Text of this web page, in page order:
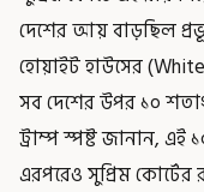
দেশের আয় বাড়ছিল
হোয়াইট হাউসের
সব দেশের উপর ১০
ট্রাম্প স্পষ্ট জানান, এই
এরপরেও সুপ্রিম কোর্টের